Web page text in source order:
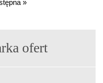
»
ofert